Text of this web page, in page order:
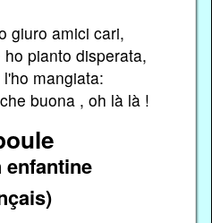
giuro amici cari,
pianto disperata,
mangiata:
buona , oh là là !
enfantine